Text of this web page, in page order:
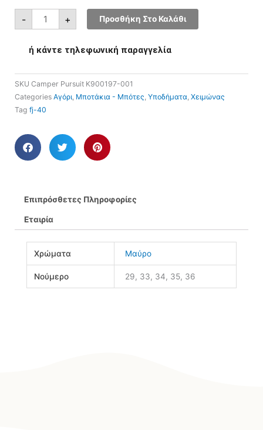
- + Προσθήκη Στο Καλάθι
ή κάντε τηλεφωνική παραγγελία
SKU Camper Pursuit K900197-001
Categories Αγόρι, Μποτάκια - Μπότες, Υποδήματα, Χειμώνας
Tag fj-40
Επιπρόσθετες Πληροφορίες
Εταιρία
Χρώματα Μαύρο
Νούμερο 29, 33, 34, 35, 36